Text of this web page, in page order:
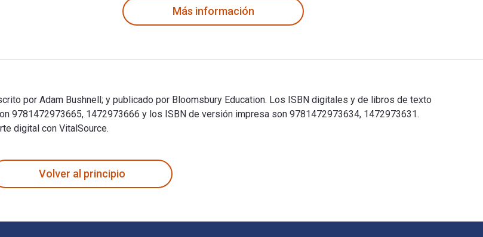
Más información
por Adam Bushnell; y publicado por Bloomsbury Education. Los ISBN digitales y de libros de texto
9781472973665, 1472973666 y los ISBN de versión impresa son 9781472973634, 1472973631.
digital con VitalSource.
Volver al principio